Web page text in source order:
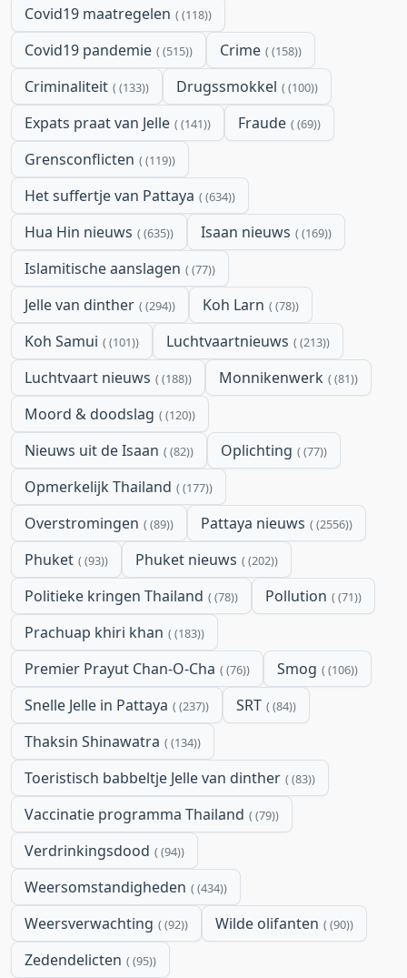
Covid19 maatregelen (118)
Covid19 pandemie (515) Crime (158)
Criminaliteit (133) Drugssmokkel (100)
Expats praat van Jelle (141) Fraude (69)
Grensconflicten (119)
Het suffertje van Pattaya (634)
Hua Hin nieuws (635) Isaan nieuws (169)
Islamitische aanslagen (77)
Jelle van dinther (294) Koh Larn (78)
Koh Samui (101) Luchtvaartnieuws (213)
Luchtvaart nieuws (188) Monnikenwerk (81)
Moord & doodslag (120)
Nieuws uit de Isaan (82) Oplichting (77)
Opmerkelijk Thailand (177)
Overstromingen (89) Pattaya nieuws (2556)
Phuket (93) Phuket nieuws (202)
Politieke kringen Thailand (78) Pollution (71)
Prachuap khiri khan (183)
Premier Prayut Chan-O-Cha (76) Smog (106)
Snelle Jelle in Pattaya (237) SRT (84)
Thaksin Shinawatra (134)
Toeristisch babbeltje Jelle van dinther (83)
Vaccinatie programma Thailand (79)
Verdrinkingsdood (94)
Weersomstandigheden (434)
Weersverwachting (92) Wilde olifanten (90)
Zedendelicten (95)